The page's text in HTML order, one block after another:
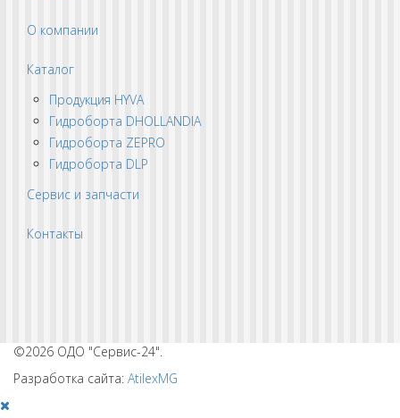
О компании
Каталог
Продукция HYVA
Гидроборта DHOLLANDIA
Гидроборта ZEPRO
Гидроборта DLP
Сервис и запчасти
Контакты
©2026 ОДО "Сервис-24".
Разработка сайта: AtilexMG